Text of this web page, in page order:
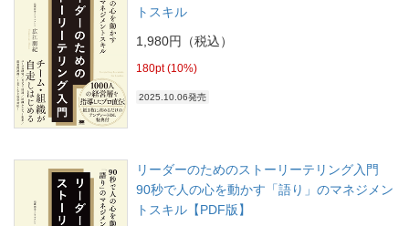
トスキル
1,980円（税込）
180pt (10%)
2025.10.06発売
リーダーのためのストーリーテリング入門
90秒で人の心を動かす「語り」のマネジメン
トスキル【PDF版】